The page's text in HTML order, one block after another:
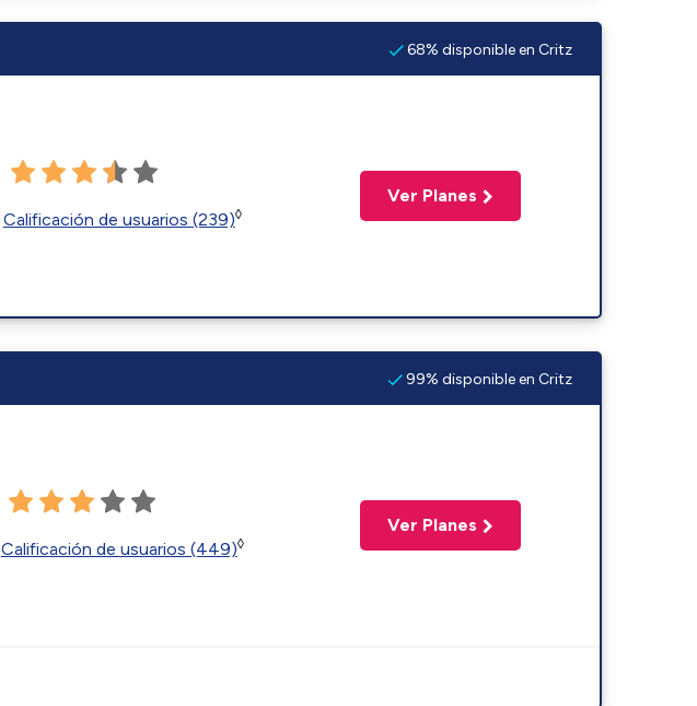
68% disponible en Critz
Calificación de usuarios (239)◊
Ver Planes
99% disponible en Critz
Calificación de usuarios (449)◊
Ver Planes